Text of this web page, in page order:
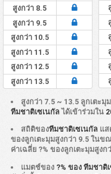
สูงกว่า 8.5
สูงกว่า 9.5
สูงกว่า 10.5
สูงกว่า 11.5
สูงกว่า 12.5
สูงกว่า 13.5
สูงกว่า 7.5 ~ 13.5 ลูกเตะ
ทีมชาติเซเนกัลได้เข้าร่วมใน
สถิติของทีมชาติเซเนกัล แส
ของลูกเตะมุมสูงกว่า 9.5 ในข
ค่าเฉลี่ย ?% ของลูกเตะมุมสูงก
แมตช์ของ ?% ของ ทีมชาติ